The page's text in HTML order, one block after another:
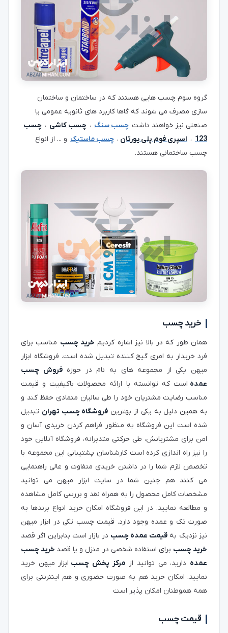
گروه سوم چسب هایی هستند که در ساختمان و ساختمان
سازی مصرف می شوند که گاها کاربرد های ثانویه عمومی یا
صنعتی نیز خواهند داشت چسب سنگ ، چسب کاشی ، چسب
123 ، اسپری فوم پلی یورتان ، چسب ماستیک و ... از انواع
چسب ساختمانی هستند.
خرید چسب
همان طور که در بالا نیز اشاره کردیم خرید چسب مناسب برای
فرد خریدار به امری گیج کننده تبدیل شده است. فروشگاه ابزار
میهن یکی از مجموعه های به نام در حوزهفروش چسب
عمده است که توانسته با ارائه محصولات باکیفیت و قیمت
مناسب رضایت مشتریان خود را طی سالیان متمادی حفظ کند و
به همین دلیل به یکی از بهترین فروشگاه چسب تهران تبدیل
شده است این فروشگاه به منظور فراهم کردن خریدی آسان و
امن برای مشتریانش، طی حرکتی متدبرانه، فروشگاه آنلاین خود
را نیز راه اندازی کرده است کارشناسان پشتیبانی این مجموعه با
تخصص لازم شما را در داشتن خریدی متفاوت و عالی راهنمایی
می کنند هم چنین شما در سایت ابزار میهن می توانید
مشخصات کامل محصول را به همراه نقد و بررسی کامل مشاهده
و مطالعه نمایید. در این فروشگاه امکان خرید انواع برندها به
صورت تک و عمده وجود دارد. قیمت چسب تکی در ابزار میهن
نیز نزدیک به قیمت عمده چسب در بازار است بنابراین اگر قصد
خرید چسب برای استفاده شخصی در منزل و یا قصد خرید چسب
عمده دارید، می توانید از مرکز پخش چسب ابزار میهن خرید
نمایید. امکان خرید هم به صورت حضوری و هم اینترنتی برای
همه هموطنان امکان پذیر است
قیمت چسب